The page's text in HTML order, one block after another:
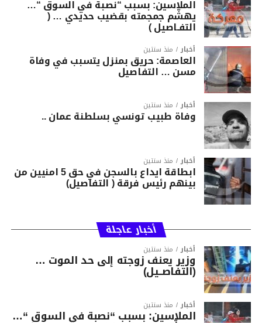
الملاسين: بسبب “نصبة في السوق “…
يهشّم جمجمته بقضيب حديدي … (
التفـاصيل )
أخبار منذ سنتين
العاصمة: حريق بمنزل يتسبب في وفاة
مسن … التفاصيل
أخبار منذ سنتين
وفاة طبيب تونسي بسلطنة عمان ..
أخبار منذ سنتين
ابطاقة ايداع بالسجن في حق 5 امنيين من
بينهم رئيس فرقة ( التفاصيل)
أخبار عاجلة
أخبار منذ سنتين
وزير يعنف زوجته إلى حد الموت …
(التفاصــيل)
أخبار منذ سنتين
الملاسين: بسبب “نصبة في السوق “…